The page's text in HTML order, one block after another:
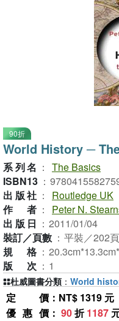
90折
World History ─
系列名 ： The Basics
ISBN13 ：
出版社 ：
Routledge UK
作者 ：
Peter N.
出版日 ： 2011/01/04
裝訂／頁數 ： 平裝／202頁
規格 ：
版次 ： 1
定價 ：NT$ 1319 元
優惠價 ： 90折1187
杜威圖書分類 ： World